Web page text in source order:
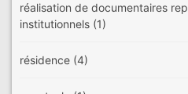
réalisation de documentaires
institutionnels (1)
résidence (4)